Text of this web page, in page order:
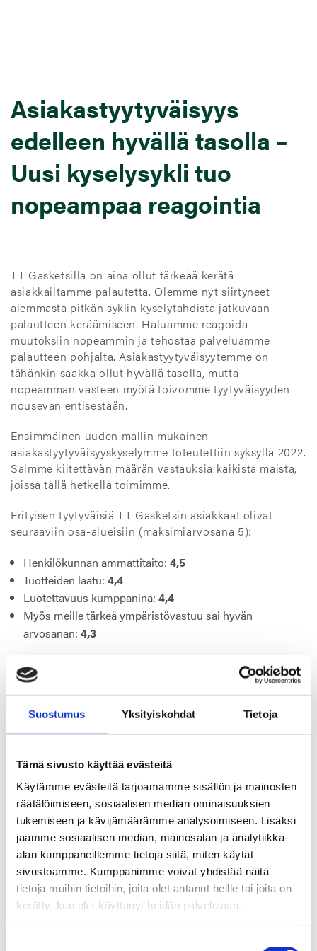
Suostumus Yksityiskohdat Tietoja
Tämä sivusto käyttää evästeitä
Käytämme evästeitä tarjoamamme sisällön ja mainosten
räätälöimiseen, sosiaalisen median ominaisuuksien
tukemiseen ja kävijämäärämme analysoimiseen. Lisäksi
jaamme sosiaalisen median, mainosalan ja analytiikka-
alan kumppaneillemme tietoja siitä, miten käytät
sivustoamme. Kumppanimme voivat yhdistää näitä
tietoja muihin tietoihin, joita olet antanut heille tai joita on
kerätty, kun olet käyttänyt heidän palvelujaan.
Asiakastyytyväisyys
edelleen hyvällä tasolla –
Uusi kyselysykli tuo
nopeampaa reagointia
TT Gasketsilla on aina ollut tärkeää kerätä
asiakkailtamme palautetta. Olemme nyt siirtyneet
aiemmasta pitkän syklin kyselytahdista jatkuvaan
palautteen keräämiseen. Haluamme reagoida
muutoksiin nopeammin ja tehostaa palveluamme
palautteen pohjalta. Asiakastyytyväisyytemme on
tähänkin saakka ollut hyvällä tasolla, mutta
nopeamman vasteen myötä toivomme tyytyväisyyden
nousevan entisestään.
Ensimmäinen uuden mallin mukainen
asiakastyytyväisyyskyselymme toteutettiin syksyllä 2022.
Saimme kiitettävän määrän vastauksia kaikista maista,
joissa tällä hetkellä toimimme.
Erityisen tyytyväisiä TT Gasketsin asiakkaat olivat
seuraaviin osa-alueisiin (maksimiarvosana 5):
Henkilökunnan ammattitaito: 4,5
Tuotteiden laatu: 4,4
Luotettavuus kumppanina: 4,4
Myös meille tärkeä ympäristövastuu sai hyvän
arvosanan: 4,3
Kaikkien kyselyn osa-alueiden yhteisarvosanaksi
muodostui
. Olemme erittäin
ylpeitä hyvästä tuloksesta! Kaikki palaute on tärkeää ja
arvokasta. Olemme kiitollisia, että asiakkaamme
vastaavat haastatteluihin – näin voimme vastata myös
Hyvien arvosanojen lisäksi olemme kiitollisia avoimesta
palautteesta, jota kyselyn yhteydessä saimme. Valtaosa
palautteesta oli hyvää ja kannustavaa, mutta
luonnollisesti kommentit tarjosivat meille myös
kehityskohteita. Huomasimme, että osa palautteista
liittyi toimitusaikoihin, joka sai myös heikoimman
arvosanan (3,7). Harmiksemme toimitusaikapyyntöihin
on voinut olla vaikeaa vastata heikon raaka-
ainesaatavuuden takia, ja saatavuusongelmista on ollut
paikoin saatavilla huonosti tietoa. Pyrimme jatkossa